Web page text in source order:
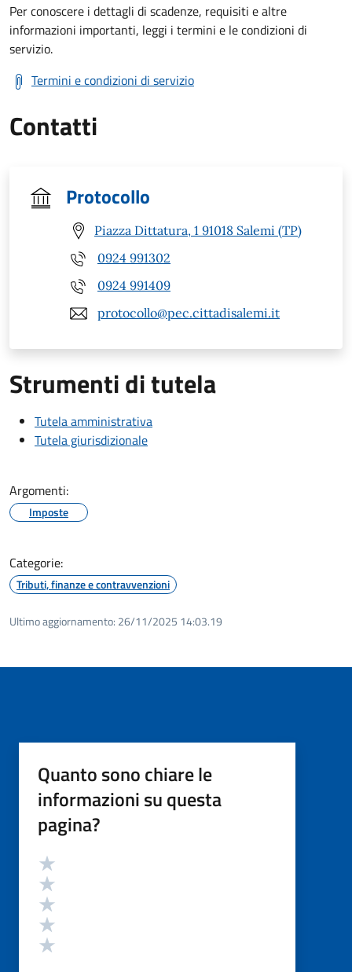
Per conoscere i dettagli di scadenze, requisiti e altre
informazioni importanti, leggi i termini e le condizioni di
servizio.
Termini e condizioni di servizio
Contatti
Protocollo
Piazza Dittatura, 1 91018 Salemi (TP)
0924 991302
0924 991409
protocollo@pec.cittadisalemi.it
Strumenti di tutela
Tutela amministrativa
Tutela giurisdizionale
Argomenti:
Imposte
Categorie:
Tributi, finanze e contravvenzioni
Ultimo aggiornamento: 26/11/2025 14:03.19
Quanto sono chiare le
informazioni su questa
pagina?
Valutazione